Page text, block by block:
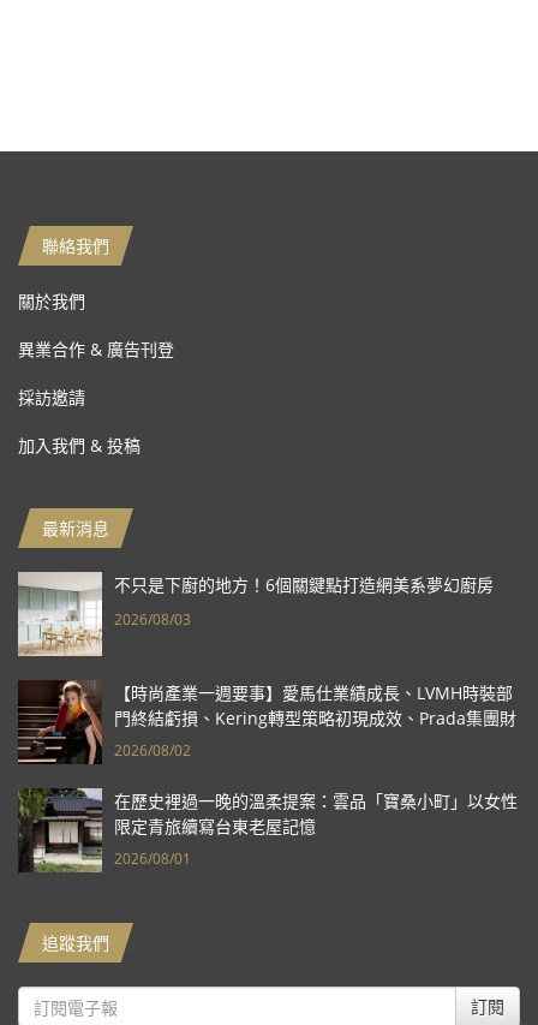
聯絡我們
關於我們
異業合作 & 廣告刊登
採訪邀請
加入我們 & 投稿
最新消息
不只是下廚的地方！6個關鍵點打造網美系夢幻廚房
2026/08/03
【時尚產業一週要事】愛馬仕業績成長、LVMH時裝部
門終結虧損、Kering轉型策略初現成效、Prada集團財
報亮眼
2026/08/02
在歷史裡過一晚的溫柔提案：雲品「寶桑小町」以女性
限定青旅續寫台東老屋記憶
2026/08/01
追蹤我們
訂閱